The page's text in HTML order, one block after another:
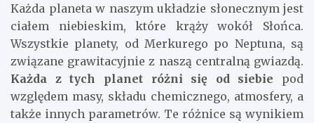
Każda planeta w naszym układzie słonecznym jest
ciałem niebieskim, które krąży wokół Słońca.
Wszystkie planety, od Merkurego po Neptuna, są
związane grawitacyjnie z naszą centralną gwiazdą.
Każda z tych planet różni się od siebie pod
względem masy, składu chemicznego, atmosfery, a
także innych parametrów. Te różnice są wynikiem